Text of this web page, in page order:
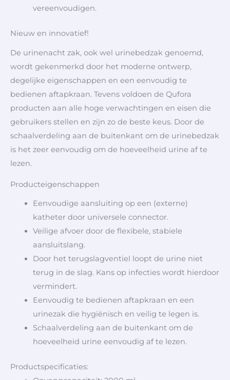
vereenvoudigen.
Nieuw en innovatief!
De urinenacht zak, ook wel urinebedzak genoemd,
wordt gekenmerkd door het moderne ontwerp,
degelijke eigenschappen en een eenvoudig te
bedienen aftapkraan. Tevens voldoen de Qufora
producten aan alle hoge verwachtingen en eisen die
gebruikers stellen en zijn zo de beste keus. Door de
schaalverdeling aan de buitenkant om de urinebedzak
is het zeer eenvoudig om de hoeveelheid urine af te
lezen.
Producteigenschappen
Eenvoudige aansluiting op een (externe)
katheter door universele connector.
Veilige afvoer door de flexibele, stabiele
aansluitslang.
Door het terugslagventiel loopt de urine niet
terug in de slag. Kans op infecties wordt hierdoor
vermindert.
Eenvoudig te bedienen aftapkraan en een
urinezak die hygiënisch en veilig te legen is.
Schaalverdeling aan de buitenkant om de
hoeveelheid urine eenvoudig af te lezen.
Productspecificaties: